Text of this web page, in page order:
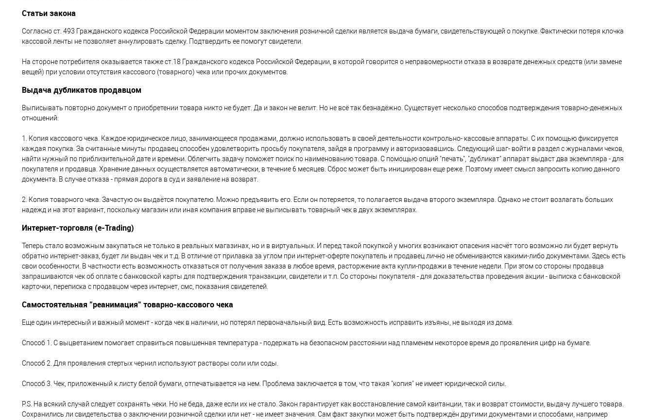
Статьи закона
Согласно ст. 493 Гражданского кодекса Российской Федерации моментом заключения розничной сделки является выдача бумаги, свидетельствующей о покупке. Фактически потеря клочка
кассовой ленты не позволяет аннулировать сделку. Подтвердить ее помогут свидетели.
На стороне потребителя оказывается также ст.18 Гражданского кодекса Российской Федерации, в которой говорится о неправомерности отказа в возврате денежных средств (или замене
вещей) при условии отсутствия кассового (товарного) чека или прочих документов.
Выдача дубликатов продавцом
Выписывать повторно документ о приобретении товара никто не будет. Да и закон не велит. Но не всё так безнадёжно. Существует несколько способов подтверждения товарно-денежных
отношений:
1. Копия кассового чека. Каждое юридическое лицо, занимающееся продажами, должно использовать в своей деятельности контрольно- кассовые аппараты. С их помощью фиксируется
каждая покупка. За считанные минуты продавец способен удовлетворить просьбу покупателя, зайдя в программу и авторизовавшись. Следующий шаг- войти в раздел с журналами чеков,
найти нужный по приблизительной дате и времени. Облегчить задачу поможет поиск по наименованию товара. С помощью опций "печать", "дубликат" аппарат выдаст два экземпляра - для
покупателя и продавца. Хранение данных осуществляется автоматически, в течение 6 месяцев. Сброс может быть инициирован еще реже. Поэтому имеет смысл запросить копию данного
документа. В случае отказа - прямая дорога в суд и заявление на возврат.
2. Копия товарного чека. Зачастую он выдаётся покупателю. Можно предъявить его. Если он потеряется, то полагается выдача второго экземпляра. Однако не стоит возлагать больших
надежд и на этот вариант, поскольку магазин или иная компания вправе не выписывать товарный чек в двух экземплярах.
Интернет-торговля (e-Trading)
Теперь стало возможным закупаться не только в реальных магазинах, но и в виртуальных. И перед такой покупкой у многих возникают опасения насчёт того возможно ли будет вернуть
обратно интернет-заказ, будет ли выдан чек и т.д. В отличие от прилавка за углом при интернет-оферте покупатель и продавец лично не обмениваются какими-либо документами. Здесь есть
свои особенности. В частности есть возможность отказаться от получения заказа в любое время, расторжение акта купли-продажи в течение недели. При этом со стороны продавца
запрашиваются чек об оплате с банковской карты для подтверждения транзакции, свидетели и т.п. Со стороны покупателя - для доказательства проведения акции - выписка с банковской
карточки, переписка с продавцом через интернет, смс, показания свидетелей.
Самостоятельная "реанимация" товарно-кассового чека
Еще один интересный и важный момент - когда чек в наличии, но потерял первоначальный вид. Есть возможность исправить изъяны, не выходя из дома.
Способ 1. С выцветанием помогает справиться повышенная температура - подержать на безопасном расстоянии над пламенем некоторое время до проявления цифр на бумаге.
Способ 2. Для проявления стертых чернил используют растворы соли или соды.
Способ 3. Чек, приложенный к листу белой бумаги, отпечатывается на нем. Проблема заключается в том, что такая "копия" не имеет юридической силы.
P.S. На всякий случай следует сохранять чеки. Но не беда, даже если их не стало. Закон гарантирует как восстановление самой квитанции, так и возврат стоимости, выдачу лучшего товара.
Сохранились ли свидетельства о заключении розничной сделки или нет - не имеет значения. Сам факт закупки может быть подтверждён другими документами и способами, например